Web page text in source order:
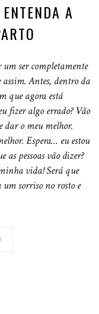
A
um ser completamente
Antes, dentro da
que agora está
fizer algo errado? Vão
dar o meu melhor.
Espera… eu estou
as pessoas vão dizer?
vida! Será que
sorriso no rosto e